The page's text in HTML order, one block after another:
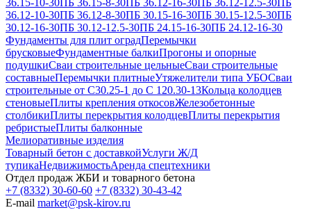
36.15-10-30ПБ 36.15-8-30ПБ 36.12-16-30ПБ 36.12-12.5-30ПБ
36.12-10-30ПБ 36.12-8-30ПБ 30.15-16-30ПБ 30.15-12.5-30ПБ
30.12-16-30ПБ 30.12-12.5-30ПБ 24.15-16-30ПБ 24.12-16-30
Фундаменты для плит оградПеремычки
брусковыеФундаментные балкиПрогоны и опорные
подушкиСваи строительные цельныеСваи строительные
составныеПеремычки плитныеУтяжелители типа УБОСваи
строительные от С30.25-1 до С 120.30-13Кольца колодцев
стеновыеПлиты крепления откосовЖелезобетонные
столбикиПлиты перекрытия колодцевПлиты перекрытия
ребристыеПлиты балконные
Мелиоративные изделия
Товарный бетон с доставкойУслуги Ж/Д
тупикаНедвижимостьАренда спецтехники
Отдел продаж ЖБИ и товарного бетона
+7 (8332) 30-60-60 +7 (8332) 30-43-42
E-mail market@psk-kirov.ru